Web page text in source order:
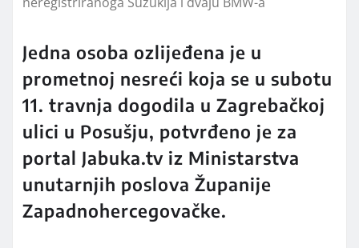
Jedna osoba ozlijeđena je u
prometnoj nesreći koja se u subotu
11. travnja dogodila u Zagrebačkoj
ulici u Posušju, potvrđeno je za
portal Jabuka.tv iz Ministarstva
unutarnjih poslova Županije
Zapadnohercegovačke.